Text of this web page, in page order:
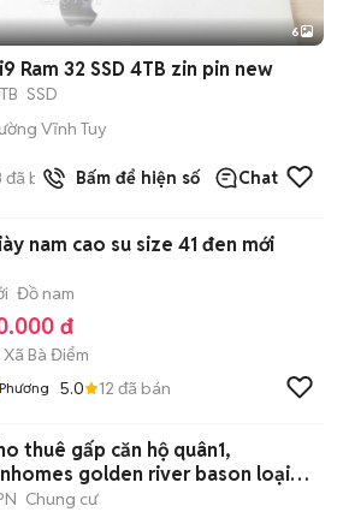
+2
6
Ram 32 SSD 4TB zin pin new
SSD
Vĩnh Tuy
đã bán Bấm để hiện số Chat
nam cao su size 41 đen mới
Đồ nam
đ
Xã Bà Điểm
Phương 5.0 12 đã bán
thuê gấp căn hộ quân1,
golden river bason loại
Chung cư